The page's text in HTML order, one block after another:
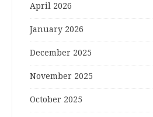
April 2026
January 2026
December 2025
November 2025
October 2025